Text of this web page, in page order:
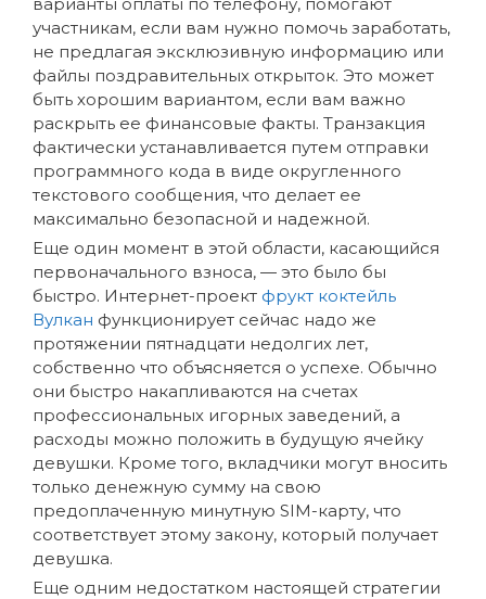
участникам, если вам нужно помочь заработать,
не предлагая эксклюзивную информацию или
файлы поздравительных открыток. Это может
быть хорошим вариантом, если вам важно
раскрыть ее финансовые факты. Транзакция
фактически устанавливается путем отправки
программного кода в виде округленного
текстового сообщения, что делает ее
максимально безопасной и надежной.
Еще один момент в этой области, касающийся
первоначального взноса, — это было бы
быстро. Интернет-проект фрукт коктейль
Вулкан функционирует сейчас надо же
протяжении пятнадцати недолгих лет,
собственно что объясняется о успехе. Обычно
они быстро накапливаются на счетах
профессиональных игорных заведений, а
расходы можно положить в будущую ячейку
девушки. Кроме того, вкладчики могут вносить
только денежную сумму на свою
предоплаченную минутную SIM-карту, что
соответствует этому закону, который получает
девушка.
Еще одним недостатком настоящей стратегии